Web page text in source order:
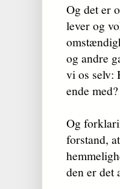
Og det er
lever og
og andre
vi os selv:
ende med?
Og
forstand,
den er det